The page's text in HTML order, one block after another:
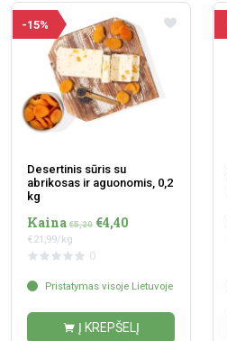
-15%
Desertinis sūris su
abrikosas ir aguonomis, 0,2
kg
Kaina €5,20 €4,40
€21,99/kg
0
Pristatymas visoje Lietuvoje
Į KREPŠELĮ